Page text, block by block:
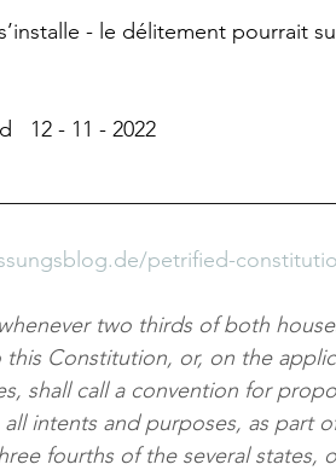
- le délitement pourrait
12 - 11 - 2022
petrified-
two thirds of both
this Constitution, or, on the
shall call a convention for
intents and purposes, as part
fourths of the several